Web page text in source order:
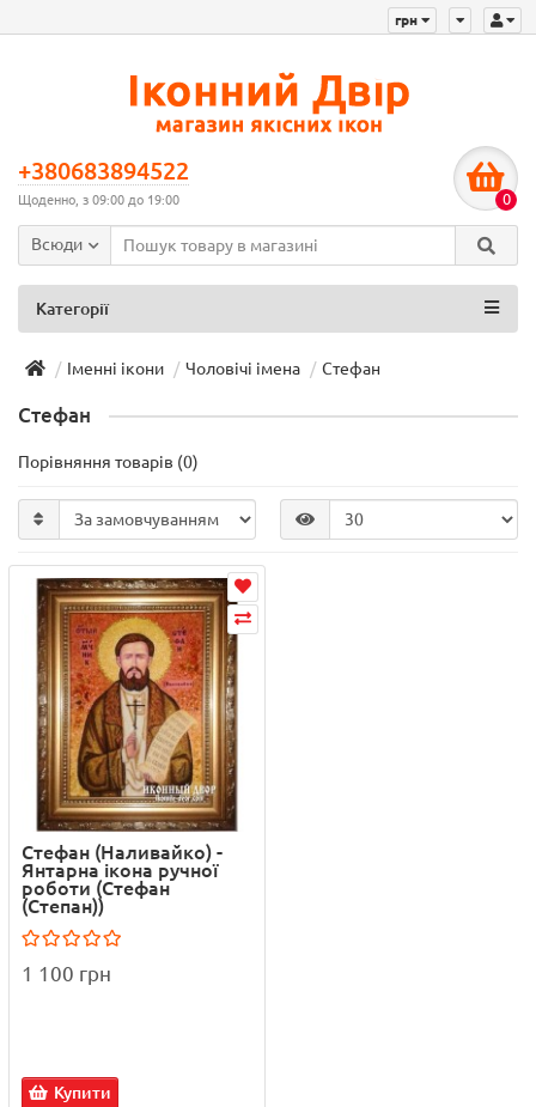
грн
+380683894522
Щоденно, з 09:00 до 19:00 0
Всюди
Категорії
Іменні ікони Чоловічі імена Стефан
Стефан
Порівняння товарів (0)
Стефан (Наливайко) -
Янтарна ікона ручної
роботи (Стефан
(Степан))
1 100 грн
Купити